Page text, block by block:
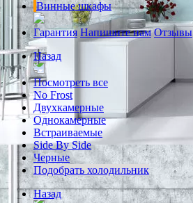
Винные шкафы
Гарантия Напишите нам Отзывы
Назад
Посмотреть все
No Frost
Двухкамерные
Однокамерные
Встраиваемые
Side By Side
Черные
Подобрать холодильник
Назад